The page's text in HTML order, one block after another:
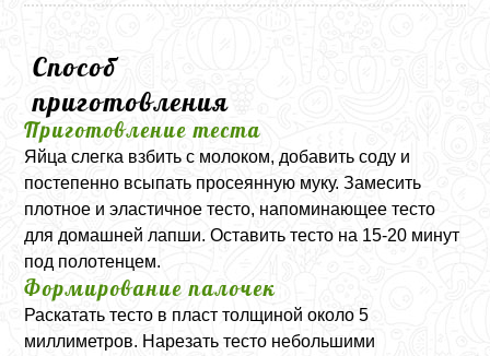
Способ
приготовления
Приготовление теста
Яйца слегка взбить с молоком, добавить соду и
постепенно всыпать просеянную муку. Замесить
плотное и эластичное тесто, напоминающее тесто
для домашней лапши. Оставить тесто на 15-20 минут
под полотенцем.
Формирование палочек
Раскатать тесто в пласт толщиной около 5
миллиметров. Нарезать тесто небольшими